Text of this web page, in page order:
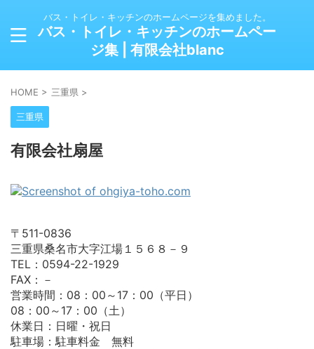
バス・トイレ・キッチンのホームページを集めました。
バス・トイレ・キッチンのホームペー
ジ集 | 有限会社blanc
HOME > 三重県 >
三重県
有限会社扇屋
〒511-0836
三重県桑名市大字江場１５６８－９
TEL：0594-22-1929
FAX：－
営業時間：08：00～17：00（平日）
08：00～17：00（土）
休業日：日曜・祝日
駐車場：駐車料金 無料